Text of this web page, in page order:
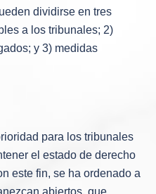
dividirse en tres
a los tribunales; 2)
y 3) medidas
para los tribunales
el estado de derecho
este fin, se ha ordenado a
abiertos, que